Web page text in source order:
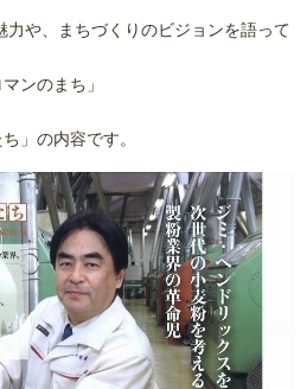
力や、まちづくりのビジョンを語って
ンのまち」
」の内容です。